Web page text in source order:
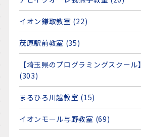
イオン鎌取教室 (22)
茂原駅前教室 (35)
【埼玉県のプログラミングスクール】
(303)
まるひろ川越教室 (15)
イオンモール与野教室 (69)